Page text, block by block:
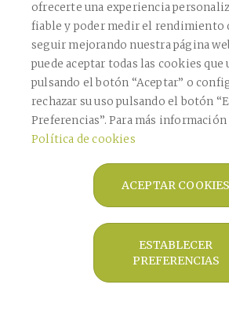
Acepto la política de privacidad
Este sitio está protegido por reCAPTCHA y se aplican la
Google y losTérminos de Servicio.
CONFIRMAR
Copyright © 2026 Farmàcia
Casanova -
Diseño web-
ofrecerte una experiencia
fiable y poder medir el rendimiento
seguir mejorando nuestra página
puede aceptar todas las cookies
pulsando el botón “Aceptar” o
rechazar su uso pulsando el botón
Preferencias”. Para más
Política de cookies
ACEPTAR COOKIES
ESTABLECER
PREFERENCIAS